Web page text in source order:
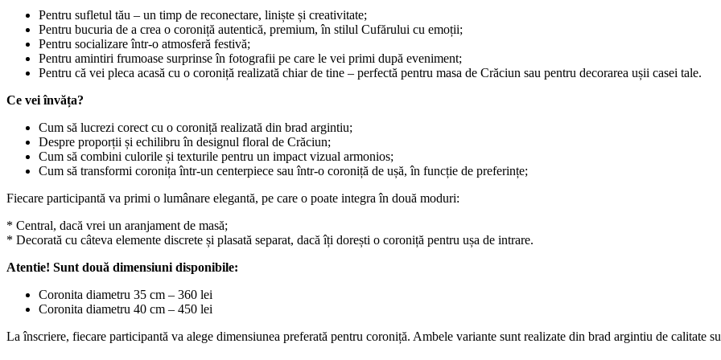
Pentru sufletul tău – un timp de reconectare, liniște și creativitate;
Pentru bucuria de a crea o coroniță autentică, premium, în stilul Cufărului cu emoții;
Pentru socializare într-o atmosferă festivă;
Pentru amintiri frumoase surprinse în fotografii pe care le vei primi după eveniment;
Pentru că vei pleca acasă cu o coroniță realizată chiar de tine – perfectă pentru masa de Crăciun sau pentru decorarea ușii casei tale.
Ce vei învăța?
Cum să lucrezi corect cu o coroniță realizată din brad argintiu;
Despre proporții și echilibru în designul floral de Crăciun;
Cum să combini culorile și texturile pentru un impact vizual armonios;
Cum să transformi coronița într-un centerpiece sau într-o coroniță de ușă, în funcție de preferințe;
Fiecare participantă va primi o lumânare elegantă, pe care o poate integra în două moduri:
* Central, dacă vrei un aranjament de masă;
* Decorată cu câteva elemente discrete și plasată separat, dacă îți dorești o coroniță pentru ușa de intrare.
Atentie! Sunt două dimensiuni disponibile:
Coronita diametru 35 cm – 360 lei
Coronita diametru 40 cm – 450 lei
La înscriere, fiecare participantă va alege dimensiunea preferată pentru coroniță. Ambele variante sunt realizate din brad argintiu de calitate